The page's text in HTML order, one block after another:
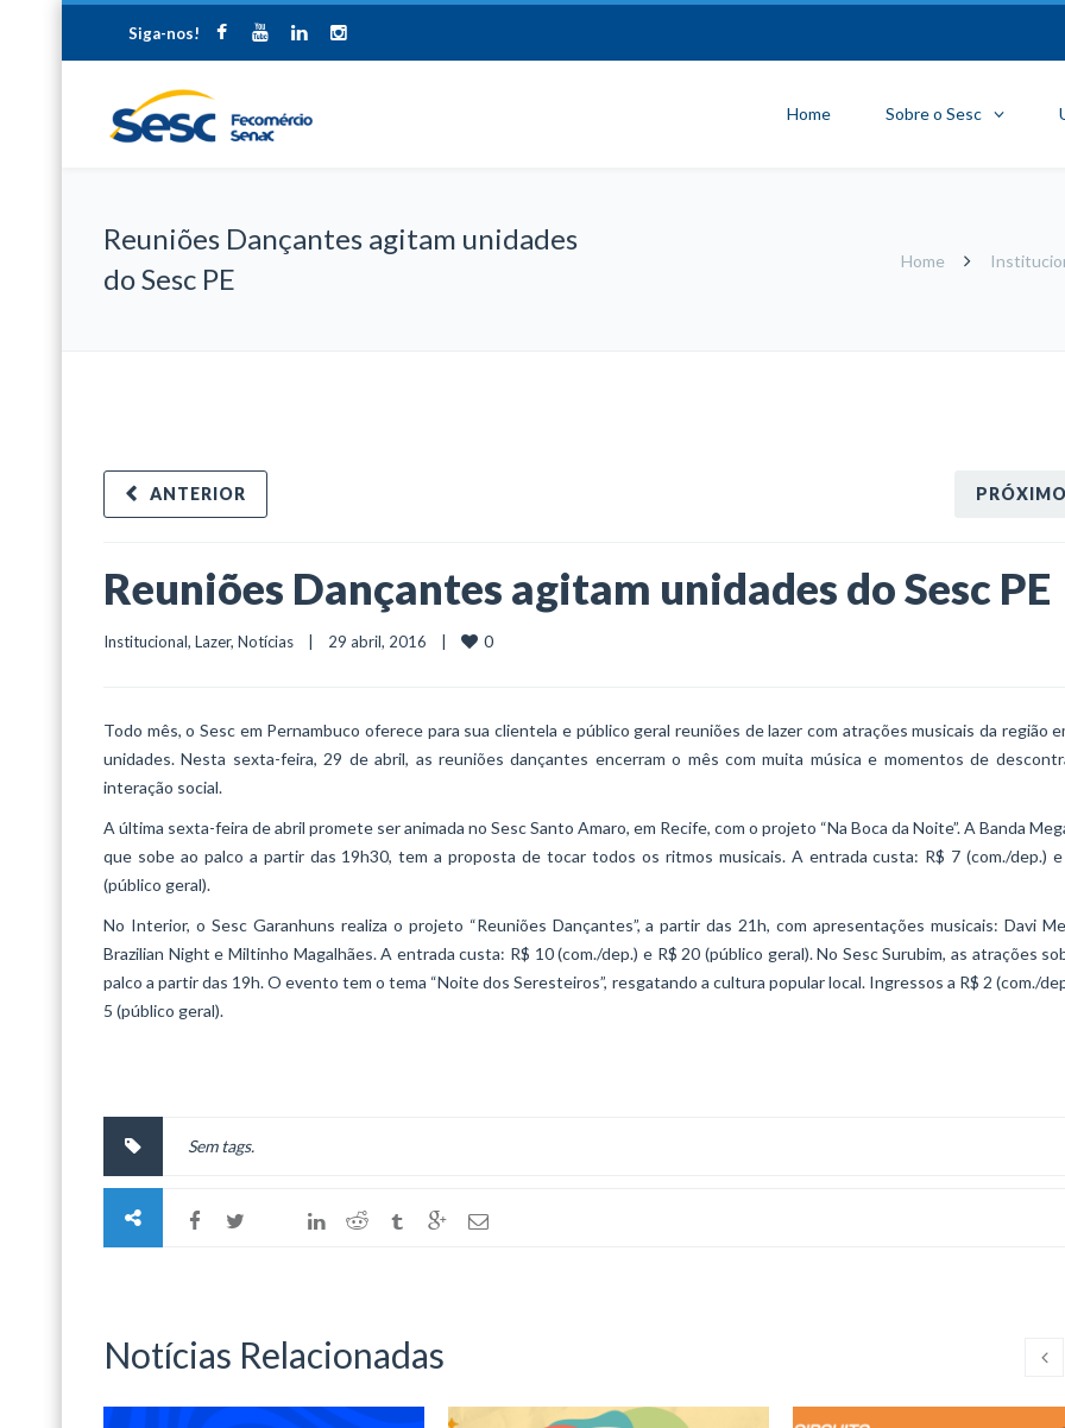
Siga-nos!
Home Sobre o Sesc
Reuniões Dançantes agitam unidades
do Sesc PE
Home
PRÓXIMO
ANTERIOR
Reuniões Dançantes agitam unidades do Sesc PE
Institucional, Lazer, Notícias
    |    29 abril, 2016    |
0
Todo mês, o Sesc em Pernambuco oferece para sua clientela e público geral reuniões de lazer com atrações musicais da região
unidades. Nesta sexta-feira, 29 de abril, as reuniões dançantes encerram o mês com muita música e momentos de
interação social.
A última sexta-feira de abril promete ser animada no Sesc Santo Amaro, em Recife, com o projeto “Na Boca da Noite”. A Banda
que sobe ao palco a partir das 19h30, tem a proposta de tocar todos os ritmos musicais. A entrada custa: R$ 7 (com./dep.)
(público geral).
No Interior, o Sesc Garanhuns realiza o projeto “Reuniões Dançantes”, a partir das 21h, com apresentações musicais: Davi
Brazilian Night e Miltinho Magalhães. A entrada custa: R$ 10 (com./dep.) e R$ 20 (público geral). No Sesc Surubim, as atrações
palco a partir das 19h. O evento tem o tema “Noite dos Seresteiros”, resgatando a cultura popular local. Ingressos a R$ 2 (com./
5 (público geral).
Sem tags.
Notícias Relacionadas